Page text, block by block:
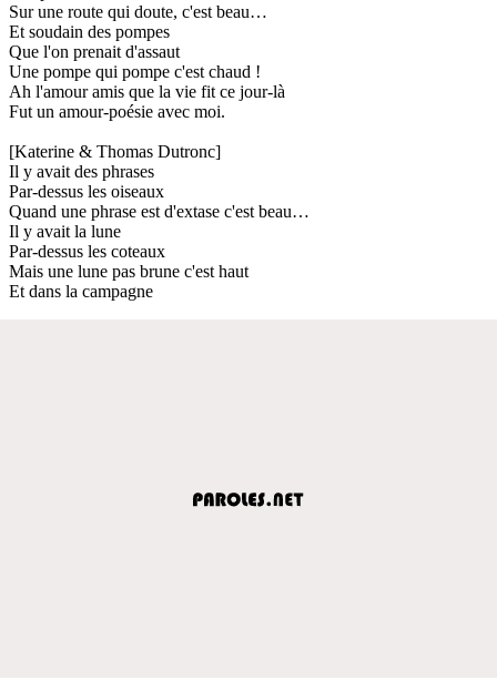
Sur une route qui doute, c'est beau…
Et soudain des pompes
Que l'on prenait d'assaut
Une pompe qui pompe c'est chaud !
Ah l'amour amis que la vie fit ce jour-là
Fut un amour-poésie avec moi.
[Katerine & Thomas Dutronc]
Il y avait des phrases
Par-dessus les oiseaux
Quand une phrase est d'extase c'est beau…
Il y avait la lune
Par-dessus les coteaux
Mais une lune pas brune c'est haut
Et dans la campagne